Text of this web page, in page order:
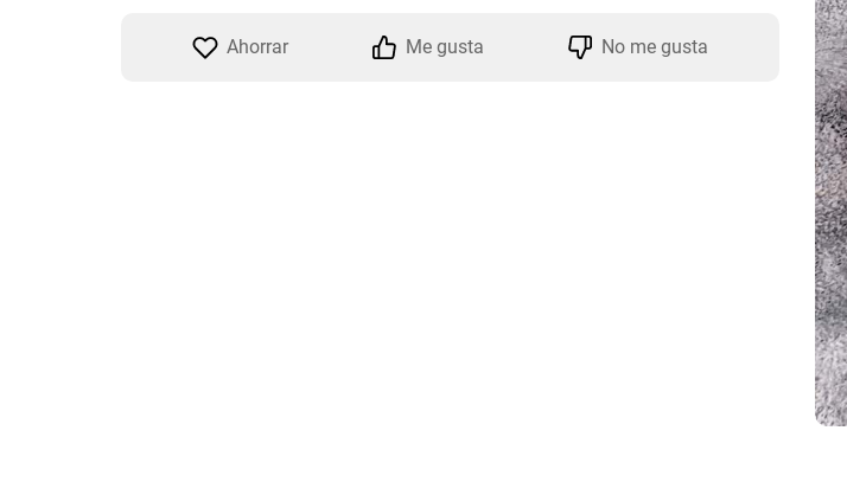
Ahorrar Me gusta No me gusta